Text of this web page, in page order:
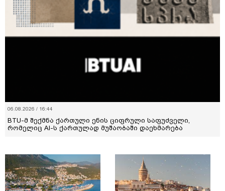
06.08.2026 / 16:44
BTU-მ შექმნა ქართული ენის ციფრული საფუძველი,
რომელიც AI-ს ქართულად მუშაობაში დაეხმარება